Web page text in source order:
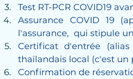
Test RT-PCR COVID19
Assurance COVID 19
l'assurance,  qui stipule
Certificat d'entrée
thaïlandais local (c'est un
Confirmation de